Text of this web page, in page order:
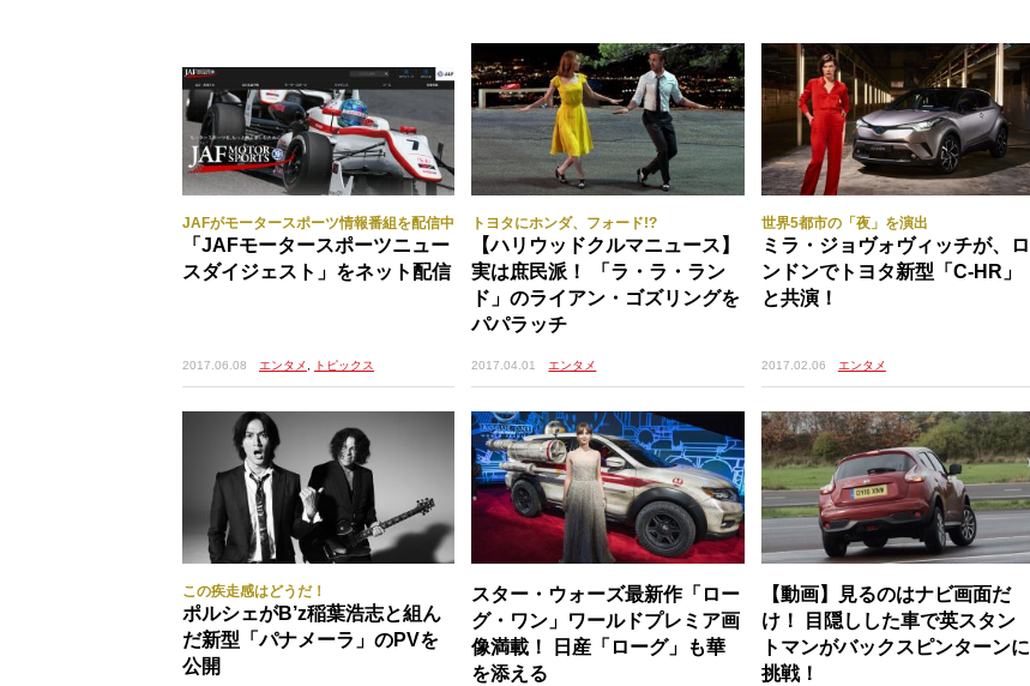
JAFがモータースポーツ情報番組を配信中
「JAFモータースポーツニュー
スダイジェスト」をネット配信
2017.06.08 エンタメ トピックス
トヨタにホンダ、フォード!?
【ハリウッドクルマニュース】
実は庶民派！ 「ラ・ラ・ラン
ド」のライアン・ゴズリングを
パパラッチ
2017.04.01 エンタメ
世界5都市の「夜」を演出
ミラ・ジョヴォヴィッチが、ロ
ンドンでトヨタ新型「C-HR」
と共演！
2017.02.06 エンタメ
この疾走感はどうだ！
ポルシェがB’z稲葉浩志と組ん
だ新型「パナメーラ」のPVを
公開
スター・ウォーズ最新作「ロー
グ・ワン」ワールドプレミア画
像満載！ 日産「ローグ」も華
を添える
【動画】見るのはナビ画面だ
け！ 目隠しした車で英スタン
トマンがバックスピンターンに
挑戦！